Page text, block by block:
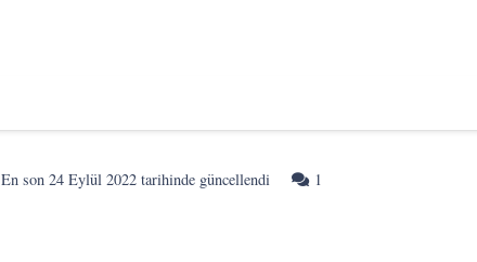
En son24 Eylül 2022 tarihinde güncellendi 1